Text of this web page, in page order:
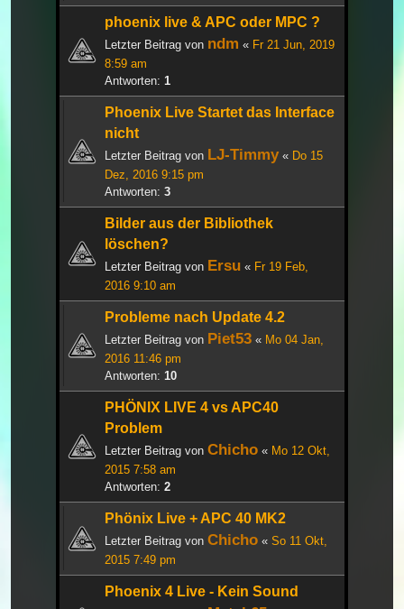
phoenix live & APC oder MPC ?
Letzter Beitrag von ndm « Fr 21 Jun, 2019
8:59 am
Antworten: 1
Phoenix Live Startet das Interface
nicht
Letzter Beitrag von LJ-Timmy« Do 15
Dez, 2016 9:15 pm
Antworten: 3
Bilder aus der Bibliothek
löschen?
Letzter Beitrag von Ersu « Fr 19 Feb,
2016 9:10 am
Probleme nach Update 4.2
Letzter Beitrag von Piet53 « Mo 04 Jan,
2016 11:46 pm
Antworten: 10
PHÖNIX LIVE 4 vs APC40
Problem
Letzter Beitrag von Chicho « Mo 12 Okt,
2015 7:58 am
Antworten: 2
Phönix Live + APC 40 MK2
Letzter Beitrag von Chicho « So 11 Okt,
2015 7:49 pm
Phoenix 4 Live - Kein Sound